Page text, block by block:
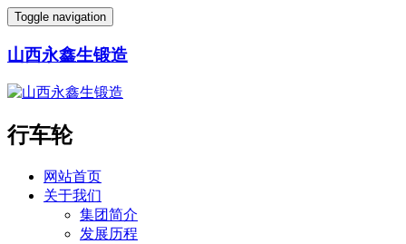
Toggle navigation
山西永鑫生锻造
行车轮
网站首页
关于我们
集团简介
发展历程